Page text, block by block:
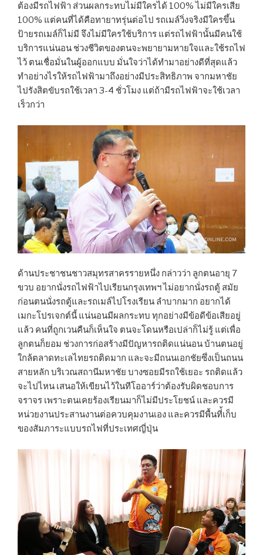
ต้องมีรถไฟฟ้า ส่วนผลกระทบไม่มีใครได้ 100% ไม่มีใครเสีย
100% แต่คนที่ได้คือทายาทรุ่นต่อไป รถเมล์วิ่งจริงมีใครขึ้น
ป้ายรถเมล์ก็ไม่มี จึงไม่มีใครใช้บริการ แต่รถไฟฟ้านั้นมีคนใช้
บริการแน่นอน ช่วงชีวิตของตนจะพยายามหายใจและใช้รถไฟ
ไว้ ตนเชื่อมั่นในผู้ออกแบบ มั่นใจว่าได้ทำมาอย่างดีที่สุดแล้ว
ทำอย่างไรให้รถไฟฟ้ามาถึงอย่างมีประสิทธิภาพ จากมหาชัย
ไปรังสิตขับรถใช้เวลา 3-4 ชั่วโมง แต่ถ้ามีรถไฟฟ้าจะใช้เวลา
เร็วกว่า
ด้านประชาชนชาวสมุทรสาครรายหนึ่ง กล่าวว่า ลูกตนอายุ 7
ขวบ อยากนั่งรถไฟฟ้าไปเรียนกรุงเทพฯ ไม่อยากนั่งรถตู้ สมัย
ก่อนตนนั่งรถตู้และรถเมล์ไปโรงเรียน ลำบากมาก อยากได้
เมกะโปรเจกต์นี้ แน่นอนมีผลกระทบ ทุกอย่างมีข้อดีข้อเสียอยู่
แล้ว คนที่ถูกเวนคืนก็เห็นใจ ตนจะโดนหรือเปล่าก็ไม่รู้ แต่เพื่อ
ลูกตนก็ยอม ช่วงการก่อสร้างมีปัญหารถติดแน่นอน บ้านตนอยู่
ใกล้ตลาดทะเลไทยรถติดมาก และจะมีถนนเอกชัยซึ่งเป็นถนน
สายหลัก บริเวณสถานีมหาชัย บางซอยมีรถใช้เยอะ รถติดแล้ว
จะไปไหน เสนอให้เขียนไว้ในทีโออาร์ว่าต้องรับผิดชอบการ
จราจร เพราะตนเคยร้องเรียนมาก็ไม่มีประโยชน์ และควรมี
หน่วยงานประสานงานต่อควบคุมงานเอง และควรมีพื้นที่้เก็บ
ของสัมภาระแบบรถไฟที่ประเทศญี่ปุ่น